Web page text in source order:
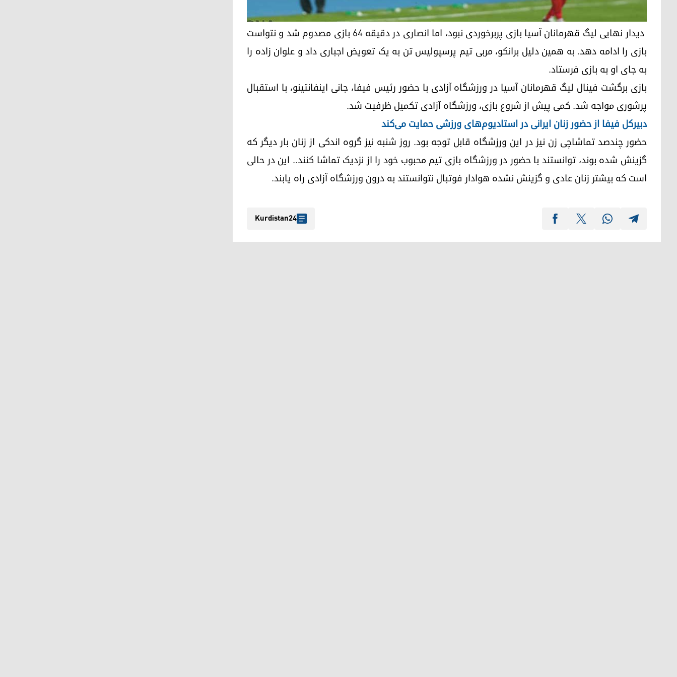
دیدار نهایی لیگ قهرمانان آسیا بازی پربرخوردی نبود، اما انصاری در دقیقه ۶۴ بازی مصدوم شد و نتواست
بازی را ادامه دهد. به همین دلیل برانکو، مربی تیم پرسپولیس تن به یک تعویض اجباری داد و علوان زاده را
به جای او به بازی فرستاد.
بازی برگشت فینال لیگ قهرمانان آسیا در ورزشگاه آزادی با حضور رئیس فیفا، جانی اینفانتینو، با استقبال
پرشوری مواجه شد. کمی پیش از شروع بازی، ورزشگاه آزادی تکمیل ظرفیت شد.
دبیرکل فیفا از حضور زنان ایرانی در استادیوم‌های ورزشی حمایت می‌کند
حضور چندصد تماشاچی زن نیز در این ورزشگاه قابل توجه بود. روز شنبه نیز گروه اندکی از زنان بار دیگر کە
گزینش شدە بوند، توانستند با حضور در ورزشگاه بازی تیم محبوب خود را از نزدیک تماشا کنند.. این در حالی
است که بیشتر زنان عادی و گزینش نشده هوادار فوتبال نتوانستند به درون ورزشگاه آزادی راه یابند.
Kurdistan24